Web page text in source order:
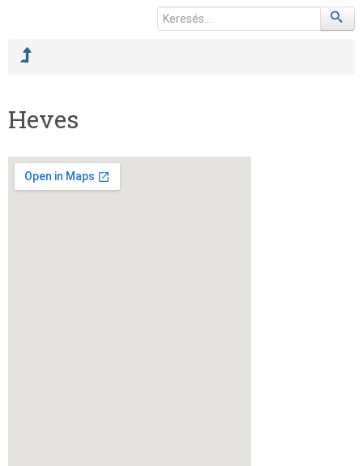
Heves